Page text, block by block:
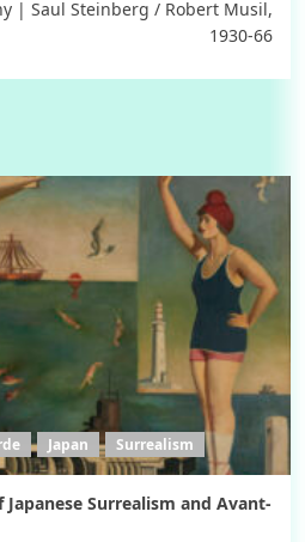
| Saul Steinberg / Robert Musil,
1930-66
Japan Surrealism
Surrealism and Avant-